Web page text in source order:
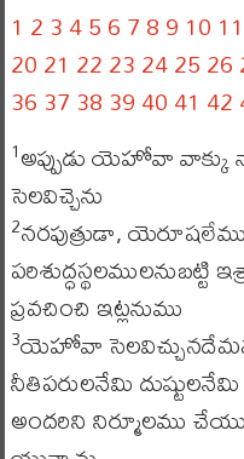
1 23456789 10 11
2021 2223242526
363738394041 42
1అప్పుడు యెహోవా వాక్కు
సెలవిచ్చెను
2నరపుత్రుడా,
ప్రవచించి ఇట్లనుము
3యెహోవా
నీతిపరులనేమి
అందరిని నిర్మూలము